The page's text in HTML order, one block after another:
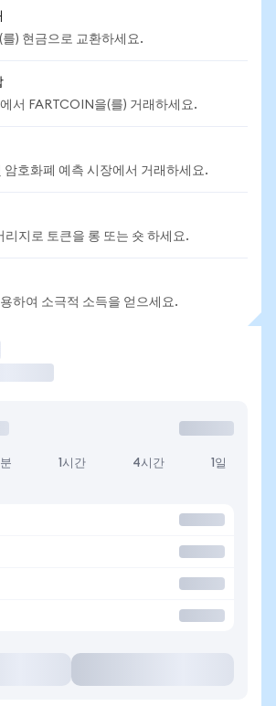
) 현금으로 교환하세요.
서 FARTCOIN을(를) 거래하세요.
암호화폐 예측 시장에서 거래하세요.
리지로 토큰을 롱 또는 숏 하세요.
하여 소극적 소득을 얻으세요.
1시간 4시간 1일